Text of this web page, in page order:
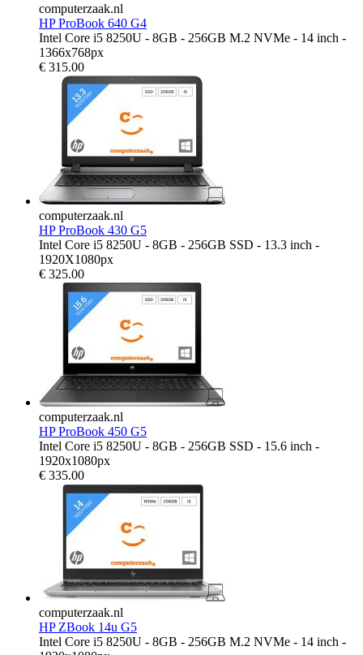
computerzaak.nl
HP ProBook 640 G4
Intel Core i5 8250U - 8GB - 256GB M.2 NVMe - 14 inch -
1366x768px
€ 315.00
computerzaak.nl
HP ProBook 430 G5
Intel Core i5 8250U - 8GB - 256GB SSD - 13.3 inch -
1920X1080px
€ 325.00
computerzaak.nl
HP ProBook 450 G5
Intel Core i5 8250U - 8GB - 256GB SSD - 15.6 inch -
1920x1080px
€ 335.00
computerzaak.nl
HP ZBook 14u G5
Intel Core i5 8250U - 8GB - 256GB M.2 NVMe - 14 inch -